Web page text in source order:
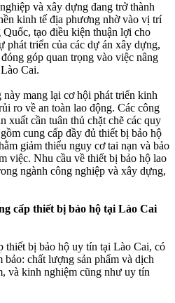
và xây dựng đang trở thành
kinh tế địa phương nhờ vào vị trí
tạo điều kiện thuận lợi cho
phát triển của các dự án xây dựng,
góp quan trọng vào việc nâng
Cai.
mang lại cơ hội phát triển kinh
ro về an toàn lao động. Các công
xuất cần tuân thủ chặt chẽ các quy
cung cấp đầy đủ thiết bị bảo hộ
giảm thiểu nguy cơ tai nạn và bảo
việc. Nhu cầu về thiết bị bảo hộ lao
ngành công nghiệp và xây dựng,
cấp thiết bị bảo hộ tại Lào Cai
thiết bị bảo hộ uy tín tại Lào Cai, có
chất lượng sản phẩm và dịch
và kinh nghiệm cũng như uy tín